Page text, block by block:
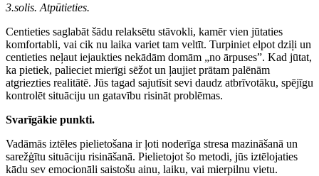
3.solis. Atpūtieties.
Centieties saglabāt šādu relaksētu stāvokli, kamēr vien jūtaties
komfortabli, vai cik nu laika variet tam veltīt. Turpiniet elpot dziļi un
centieties neļaut iejaukties nekādām domām „no ārpuses”. Kad jūtat,
ka pietiek, palieciet mierīgi sēžot un ļaujiet prātam palēnām
atgriezties realitātē. Jūs tagad sajutīsit sevi daudz atbrīvotāku, spējīgu
kontrolēt situāciju un gatavību risināt problēmas.
Svarīgākie punkti.
Vadāmās iztēles pielietošana ir ļoti noderīga stresa mazināšanā un
sarežģītu situāciju risināšanā. Pielietojot šo metodi, jūs iztēlojaties
kādu sev emocionāli saistošu ainu, laiku, vai mierpilnu vietu.